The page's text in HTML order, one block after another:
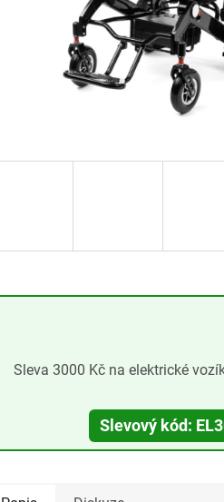
Sleva 3000 Kč na elektrické
Slevový kód: